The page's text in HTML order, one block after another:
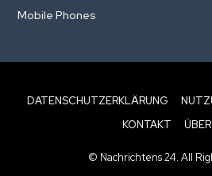
Mobile Phones
DATENSCHUTZERKLÄRUNG
KONTAKT
© Nachrichtens 24. All